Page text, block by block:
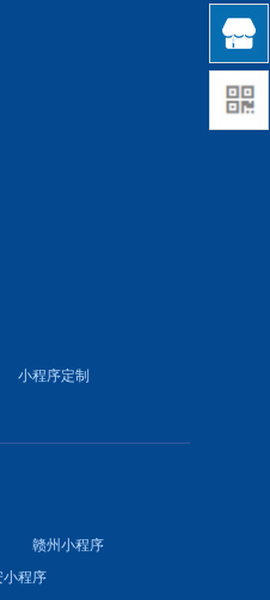
小程序定制
赣州小程序
小程序
